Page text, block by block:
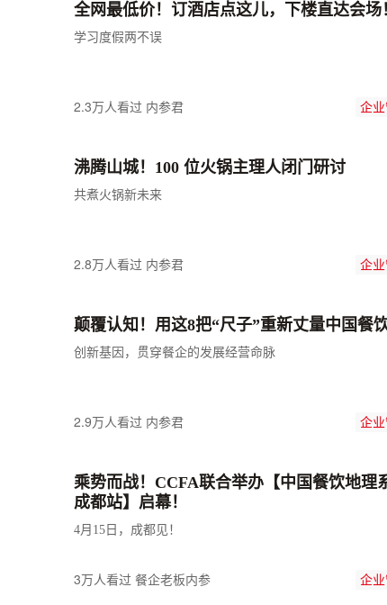
全网最低价！订酒店点这儿，下楼直达会场
学习度假两不误
2.3万人看过 内参君 企
沸腾山城！100 位火锅主理人闭门研讨
共煮火锅新未来
2.8万人看过 内参君 企
颠覆认知！用这8把“尺子”重新丈量中国餐饮
创新基因，贯穿餐企的发展经营命脉
2.9万人看过 内参君 企
乘势而战！CCFA联合举办【中国餐饮地理
成都站】启幕！
4月15日，成都见！
3万人看过 餐企老板内参 企